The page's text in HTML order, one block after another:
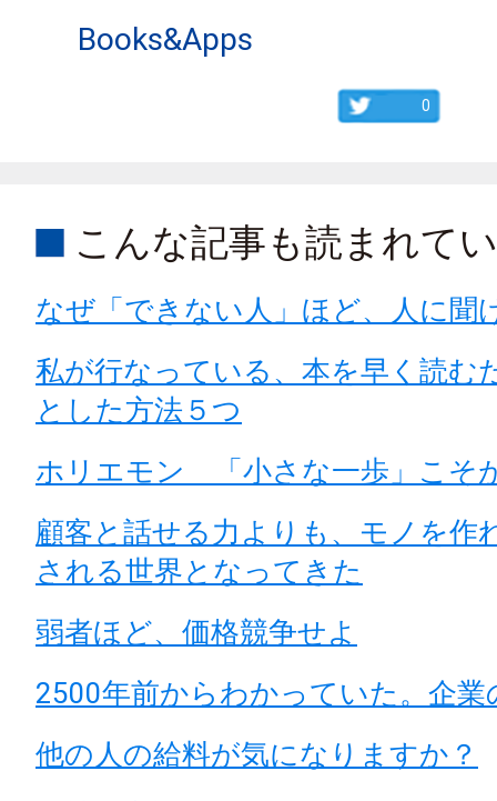
Books&Apps
0
こんな記事も読まれて
なぜ「できない人」ほど、人に聞
私が行なっている、本を早く読む
とした方法５つ
ホリエモン 「小さな一歩」こそ
顧客と話せる力よりも、モノを作
される世界となってきた
弱者ほど、価格競争せよ
2500年前からわかっていた。企業
他の人の給料が気になりますか？